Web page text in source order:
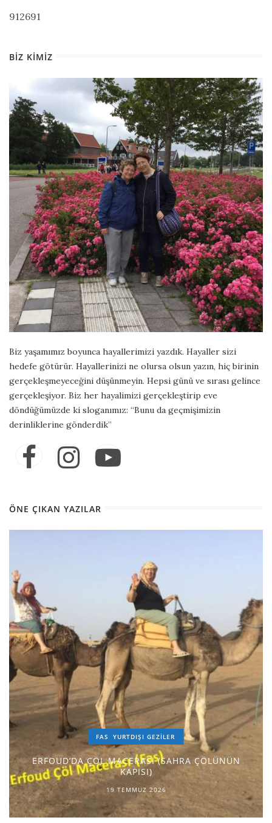
912691
BIZ KIMIZ
Biz yaşamımız boyunca hayallerimizi yazdık. Hayaller sizi
hedefe götürür. Hayallerinizi ne olursa olsun yazın, hiç birinin
gerçekleşmeyeceğini düşünmeyin. Hepsi günü ve sırası gelince
gerçekleşiyor. Biz her hayalimizi gerçekleştirip eve
döndüğümüzde ki sloganımız: “Bunu da geçmişimizin
derinliklerine gönderdik”
ÖNE ÇIKAN YAZILAR
FAS YURTDIŞI GEZILER
ERFOUD’DA ÇÖL MACERASI (SAHRA ÇÖLÜNÜN
KAPISI)
19 TEMMUZ 2026